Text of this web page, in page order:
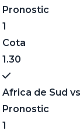
Pronostic
1
Cota
1.30
Africa de Sud vs
Pronostic
1